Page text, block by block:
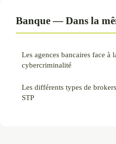
Banque — Dans la
Les agences bancaires face à
cybercriminalité
Les différents types de
STP